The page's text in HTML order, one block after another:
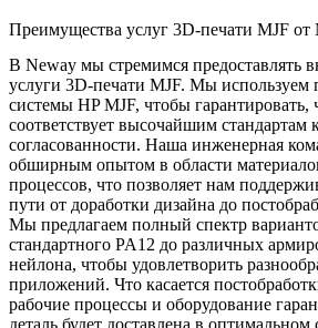
Преимущества услуг 3D-печати MJF от
В Neway мы стремимся предоставлять
услуги 3D-печати MJF. Мы
системы HP MJF, чтобы гарантировать,
соответствует высочайшим стандартам
согласованности. Наша инженерная
обширным опытом в области
процессов, что позволяет нам
пути от доработки дизайна до
Мы предлагаем полный спектр
стандартного PA12 до различных
нейлона, чтобы удовлетворить
приложений. Что касается
рабочие процессы и оборудование